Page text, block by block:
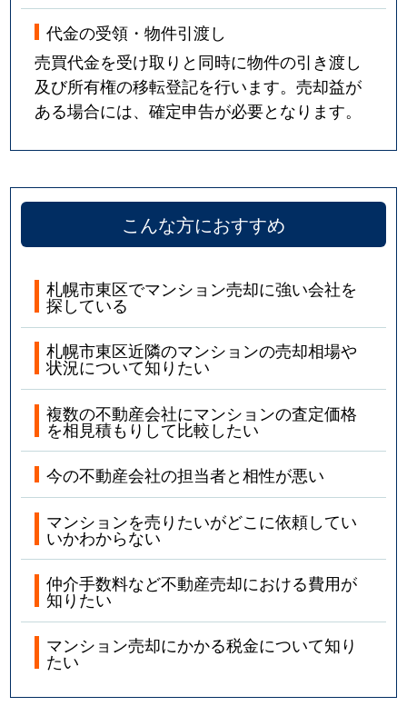
代金の受領・物件引渡し
売買代金を受け取りと同時に物件の引き渡し
及び所有権の移転登記を行います。売却益が
ある場合には、確定申告が必要となります。
こんな方におすすめ
札幌市東区でマンション売却に強い会社を
探している
札幌市東区近隣のマンションの売却相場や
状況について知りたい
複数の不動産会社にマンションの査定価格
を相見積もりして比較したい
今の不動産会社の担当者と相性が悪い
マンションを売りたいがどこに依頼してい
いかわからない
仲介手数料など不動産売却における費用が
知りたい
マンション売却にかかる税金について知り
たい